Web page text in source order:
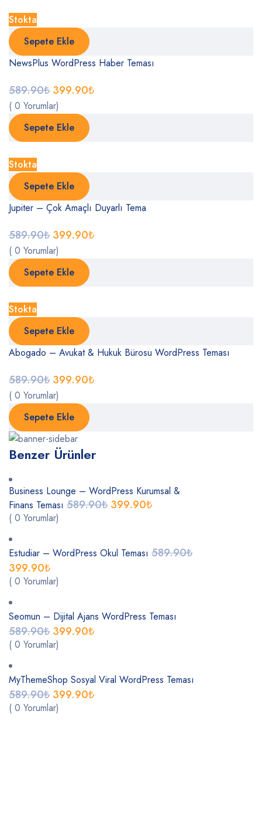
Stokta
Sepete Ekle
NewsPlus WordPress Haber Teması
589.90₺ 399.90₺
( 0 Yorumlar)
Sepete Ekle
Stokta
Sepete Ekle
Jupiter – Çok Amaçlı Duyarlı Tema
589.90₺ 399.90₺
( 0 Yorumlar)
Sepete Ekle
Stokta
Sepete Ekle
Abogado – Avukat & Hukuk Bürosu WordPress Teması
589.90₺ 399.90₺
( 0 Yorumlar)
Sepete Ekle
Benzer Ürünler
Business Lounge – WordPress Kurumsal &
Finans Teması 589.90₺ 399.90₺
( 0 Yorumlar)
Estudiar – WordPress Okul Teması 589.90₺
399.90₺
( 0 Yorumlar)
Seomun – Dijital Ajans WordPress Teması
589.90₺ 399.90₺
( 0 Yorumlar)
MyThemeShop Sosyal Viral WordPress Teması
589.90₺ 399.90₺
( 0 Yorumlar)